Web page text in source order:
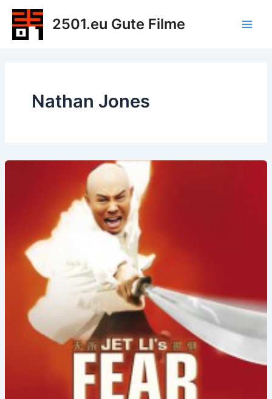
Zum
Inhalt
springen
2501.eu Gute Filme
Nathan Jones